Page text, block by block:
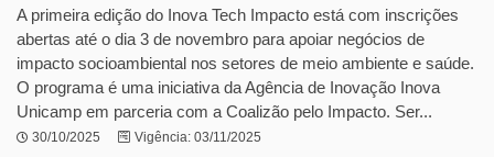
A primeira edição do Inova Tech Impacto está com inscrições
abertas até o dia 3 de novembro para apoiar negócios de
impacto socioambiental nos setores de meio ambiente e saúde.
O programa é uma iniciativa da Agência de Inovação Inova
Unicamp em parceria com a Coalizão pelo Impacto. Ser...
30/10/2025 Vigência: 03/11/2025